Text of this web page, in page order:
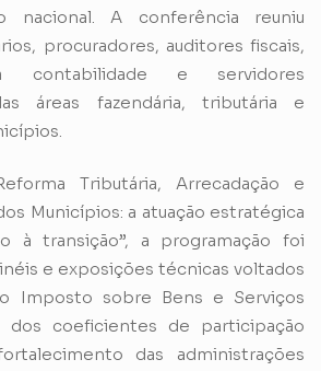
nacional. A conferência reuniu
procuradores, auditores fiscais,
contabilidade e servidores
áreas fazendária, tributária e
Tributária, Arrecadação e
Municípios: a atuação estratégica
à transição”, a programação foi
e exposições técnicas voltados
Imposto sobre Bens e Serviços
dos coeficientes de participação
das administrações